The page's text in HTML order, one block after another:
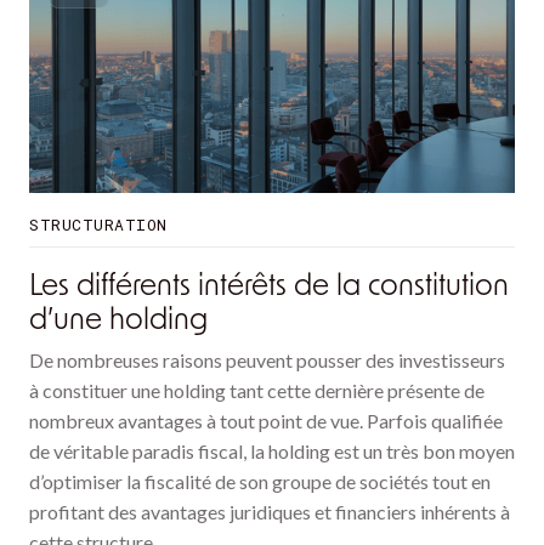
STRUCTURATION
Les différents intérêts de la constitution
d’une holding
De nombreuses raisons peuvent pousser des investisseurs
à constituer une holding tant cette dernière présente de
nombreux avantages à tout point de vue. Parfois qualifiée
de véritable paradis fiscal, la holding est un très bon moyen
d’optimiser la fiscalité de son groupe de sociétés tout en
profitant des avantages juridiques et financiers inhérents à